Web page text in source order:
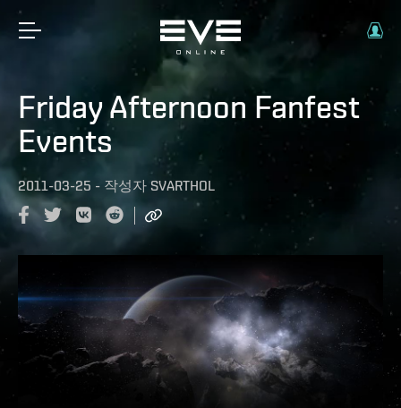
Friday Afternoon Fanfest
Events
2011-03-25 - 작성자 SVARTHOL